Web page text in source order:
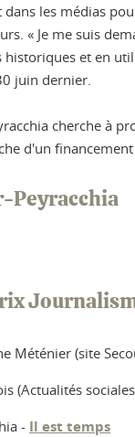
les médias
« Je me suis
et en
juin dernier.
cherche à
d'un
Peyracchia
Méténier (site
(Actualités
- Il est temps